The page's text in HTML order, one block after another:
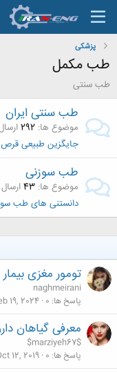
پزشکی
طب مکمل
طب سنتی
طب سنتی ایران
موضوع ها 292
جایگزین طبیعی
طب سوزنی
موضوع ها 43
دانستنی های طب
تومور مغزی بیمار 13 ساله درمان شد
naghmeirani
پاسخ ها 0
19, 2024
معرفی گیاهان
$marziyeh67$
پاسخ ها 0
12, 2019